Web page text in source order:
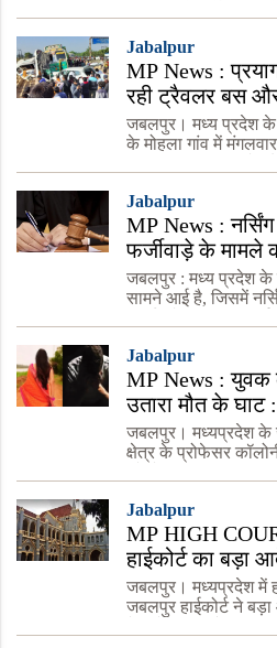
ले। यदि तय समयसीमा म
Jabalpur
MP News :
रही ट्रैवलर बस
टक्कर, 7 की मौत
जबलपुर। मध्य प्रदेश के
के मोहला गांव में
दी। जिसमें है
Jabalpur
MP News :
फर्जीवाड़े के मामले
: पढ़िए ...
जबलपुर : मध्य प्रदेश
सामने आई है, जिसमें
नर्सिंग क
Jabalpur
MP News : युवक
उतारा मौत के घाट
को अंजाम देकर हो
सलाखों के पीछे
जबलपुर। मध्यप्रदेश के
क्षेत्र के प्रोफेसर
ने किया
Jabalpur
MP HIGH
हाईकोर्ट का
सरकार शिक्षक
लेती तब तक बचे हुए
जाएंगी भर्तियां
जबलपुर। मध्यप्रदेश में
जबलपुर हाईकोर्ट ने